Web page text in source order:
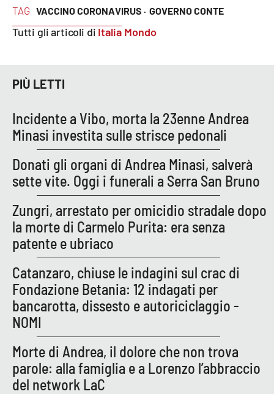
STREAMING
LaC TV
EDIZIONI
LOCALI
Catanzaro
Crotone
Vibo Valentia
Reggio Calabria
Cosenza
Lamezia Terme
PROGETTI
SPECIALI
TAG VACCINO CORONAVIRUS · GOVERNO CONTE
Tutti gli articoli di Italia Mondo
PIÙ LETTI
Incidente a Vibo, morta la 23enne Andrea
Minasi investita sulle strisce pedonali
Donati gli organi di Andrea Minasi, salverà
sette vite. Oggi i funerali a Serra San Bruno
Zungri, arrestato per omicidio stradale dopo
la morte di Carmelo Purita: era senza
patente e ubriaco
Catanzaro, chiuse le indagini sul crac di
Fondazione Betania: 12 indagati per
bancarotta, dissesto e autoriciclaggio -
NOMI
Morte di Andrea, il dolore che non trova
parole: alla famiglia e a Lorenzo l’abbraccio
del network LaC